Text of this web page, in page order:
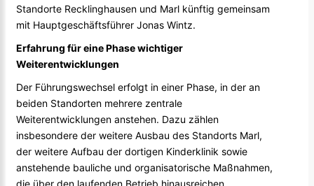
Standorte Recklinghausen und Marl künftig gemeinsam
mit Hauptgeschäftsführer Jonas Wintz.
Erfahrung für eine Phase wichtiger
Weiterentwicklungen
Der Führungswechsel erfolgt in einer Phase, in der an
beiden Standorten mehrere zentrale
Weiterentwicklungen anstehen. Dazu zählen
insbesondere der weitere Ausbau des Standorts Marl,
der weitere Aufbau der dortigen Kinderklinik sowie
anstehende bauliche und organisatorische Maßnahmen,